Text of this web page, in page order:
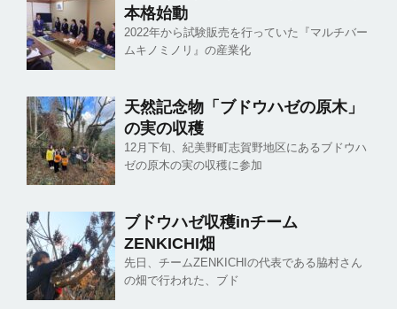
本格始動
2022年から試験販売を行っていた『マルチバー
ムキノミノリ』の産業化
天然記念物「ブドウハゼの原木」
の実の収穫
12月下旬、紀美野町志賀野地区にあるブドウハ
ゼの原木の実の収穫に参加
ブドウハゼ収穫inチーム
ZENKICHI畑
先日、チームZENKICHIの代表である脇村さん
の畑で行われた、ブド